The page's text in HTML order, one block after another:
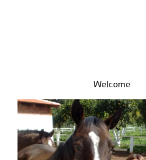
Welcome